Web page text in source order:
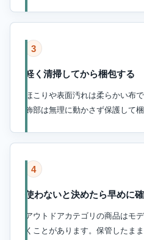
3
軽く清掃してから梱包する
ほこりや表面汚れは柔らかい布
飾部は無理に動かさず保護して
4
使わないと決めたら早めに
アウトドアカテゴリの商品はモ
くことがあります。保管したま